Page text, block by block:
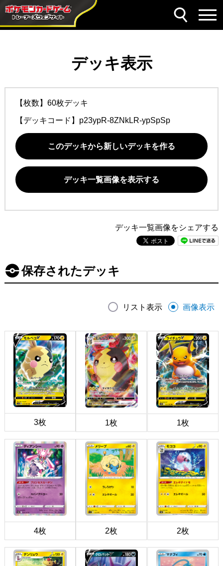
デッキ表示
【枚数】60枚デッキ
【デッキコード】 p23ypR-8ZNkLR-ypSpSp
このデッキから新しいデッキを作る
デッキ一覧画像を表示する
デッキ一覧画像をシェアする
保存されたデッキ
リスト表示 画像表示
3枚 1枚 1枚
4枚 2枚 2枚